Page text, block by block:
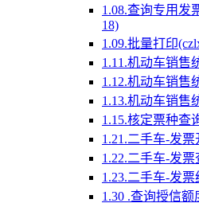
1.08.查询专用发
18)
1.09.批量打印
1.11.机动车销售
1.12.机动车销售
1.13.机动车销售
1.15.核定票种查
1.21.二手车-发票
1.22.二手车-发票
1.23.二手车-发票
1.30 .查询授信额